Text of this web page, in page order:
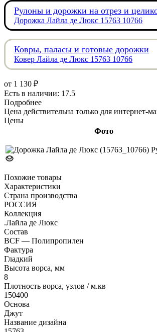
Рулоны и дорожки на отрез и
Дорожка Лайла де Люкс 15763 10766
Ковры, паласы и готовые дорожки
Ковер Лайла де Люкс 15763 10766
от 1 130 ₽
Есть в наличии: 17.5
Подробнее
Цена действительна только для интернет-
Цены
Фото
Похожие товары
Характеристики
Страна производства
РОССИЯ
Коллекция
.Лайла де Люкс
Состав
BCF — Полипропилен
Фактура
Гладкий
Высота ворса, мм
8
Плотность ворса, узлов / м.кв
150400
Основа
Джут
Название дизайна